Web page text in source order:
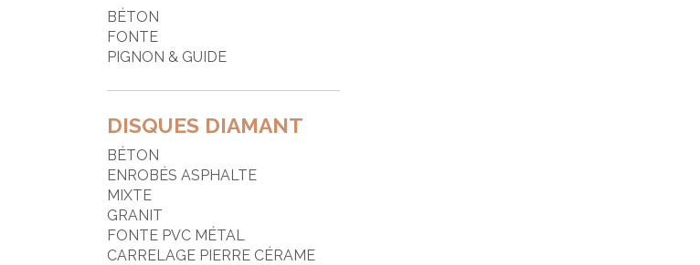
BÉTON
FONTE
PIGNON & GUIDE
DISQUES DIAMANT
BÉTON
ENROBÉS ASPHALTE
MIXTE
GRANIT
FONTE PVC MÉTAL
CARRELAGE PIERRE CÉRAME